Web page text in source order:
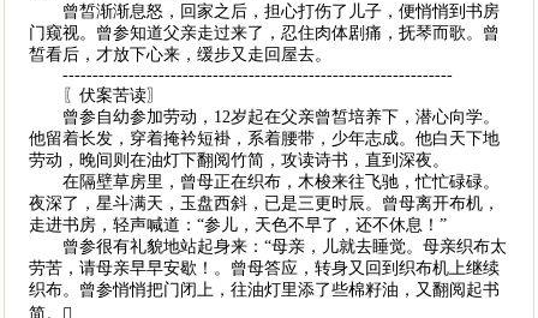
曾皙渐渐息怒，回家之后，担心打伤了儿子，便悄悄到书房
门窥视。曾参知道父亲走过来了，忍住肉体剧痛，抚琴而歌。曾
皙看后，才放下心来，缓步又走回屋去。
-----------------------------------------------------------------
〖伏案苦读〗
曾参自幼参加劳动，12岁起在父亲曾皙培养下，潜心向学。
他留着长发，穿着掩衿短褂，系着腰带，少年志成。他白天下地
劳动，晚间则在油灯下翻阅竹简，攻读诗书，直到深夜。
在隔壁草房里，曾母正在织布，木梭来往飞驰，忙忙碌碌。
夜深了，星斗满天，玉盘西斜，已是三更时辰。曾母离开布机，
走进书房，轻声喊道：“参儿，天色不早了，还不休息！”
曾参很有礼貌地站起身来：“母亲，儿就去睡觉。母亲织布太
劳苦，请母亲早早安歇！。曾母答应，转身又回到织布机上继续
织布。曾参悄悄把门闭上，往油灯里添了些棉籽油，又翻阅起书
简。